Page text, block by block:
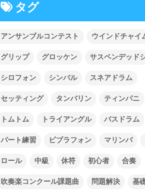
タグ
アンサンブルコンテスト ウインドチャイ
グリップ グロッケン サスペンデッド
シロフォン シンバル スネアドラム
セッティング タンバリン ティンパニ
トムトム トライアングル バスドラム
パート練習 ビブラフォン マリンバ
ロール 中級 休符 初心者 合奏
吹奏楽コンクール課題曲 問題解決 基